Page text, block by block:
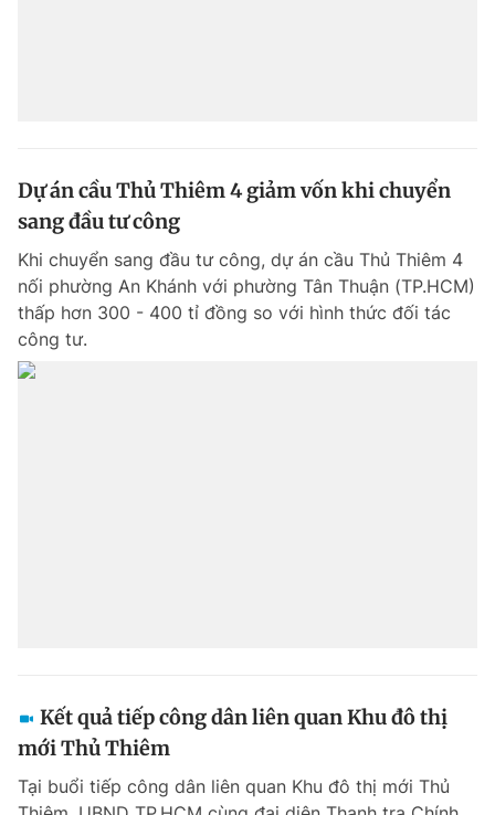
Dự án cầu Thủ Thiêm 4 giảm vốn khi chuyển
sang đầu tư công
Khi chuyển sang đầu tư công, dự án cầu Thủ Thiêm 4
nối phường An Khánh với phường Tân Thuận (TP.HCM)
thấp hơn 300 - 400 tỉ đồng so với hình thức đối tác
công tư.
Kết quả tiếp công dân liên quan Khu đô thị
mới Thủ Thiêm
Tại buổi tiếp công dân liên quan Khu đô thị mới Thủ